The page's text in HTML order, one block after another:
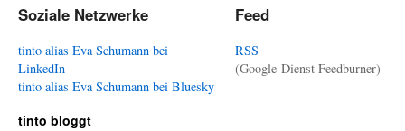
Soziale Netzwerke
tinto alias Eva Schumann bei
LinkedIn
tinto alias Eva Schumann bei Bluesky
Feed
RSS
(Google-Dienst Feedburner)
tinto bloggt